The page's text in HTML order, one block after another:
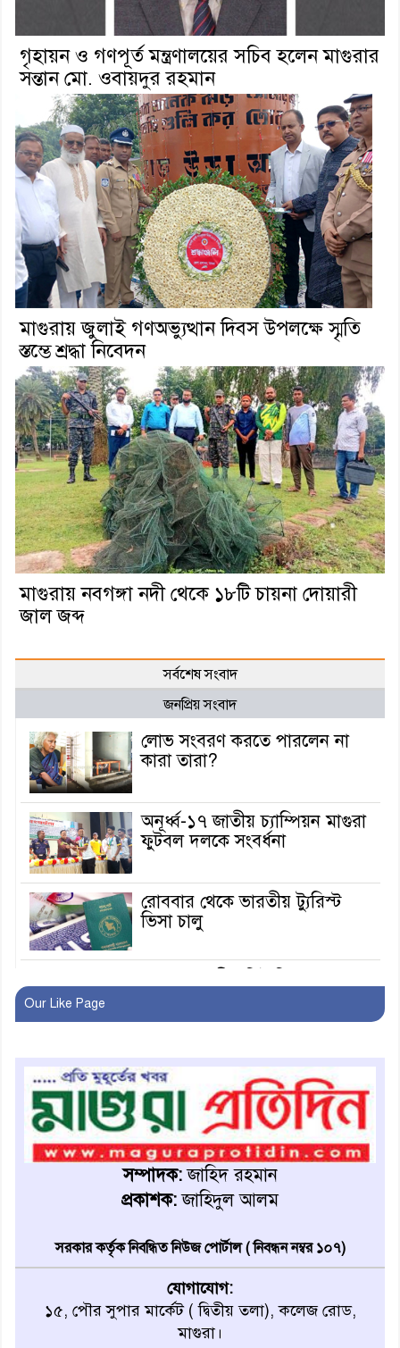
গৃহায়ন ও গণপূর্ত মন্ত্রণালয়ের সচিব হলেন মাগুরার
সন্তান মো. ওবায়দুর রহমান
মাগুরায় জুলাই গণঅভ্যুত্থান দিবস উপলক্ষে স্মৃতি
স্তম্ভে শ্রদ্ধা নিবেদন
মাগুরায় নবগঙ্গা নদী থেকে ১৮টি চায়না দোয়ারী
জাল জব্দ
সর্বশেষ সংবাদ
জনপ্রিয় সংবাদ
লোভ সংবরণ করতে পারলেন না
কারা তারা?
অনূর্ধ্ব-১৭ জাতীয় চ্যাম্পিয়ন মাগুরা
ফুটবল দলকে সংবর্ধনা
রোববার থেকে ভারতীয় ট্যুরিস্ট
ভিসা চালু
অবহিতকরণ
মাগুরায় আ’লীগের প্রতিষ্ঠাবার্ষিকীর
কর্মসূচি প্রতিরোধে বিএনপির
মোটরসাইকেল শোডাউন
খুব শিঘ্রই কর্মস্থলে ফিরবেন
মাগুরার ডিসি
বাবার হাতে বিক্রি টুকটুকি পুলিশের
সহযোগিতায় ফিরলো মায়ের
Our Like Page
সম্পাদক:জাহিদ রহমান
প্রকাশক:জাহিদুল আলম
সরকার কর্তৃক নিবন্ধিত নিউজ পোর্টাল ( নিবন্ধন নম্বর ১০৭)
যোগাযোগ:
১৫, পৌর সুপার মার্কেট ( দ্বিতীয় তলা), কলেজ রোড,
মাগুরা।